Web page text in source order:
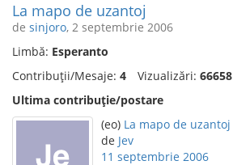
La mapo de uzantoj
de sinjoro, 2 septembrie 2006
Limbă: Esperanto
Contribuții/Mesaje: 4 Vizualizări: 66658
Ultima contribuție/postare
(eo) La mapo de uzantoj
de Jev
11 septembrie 2006